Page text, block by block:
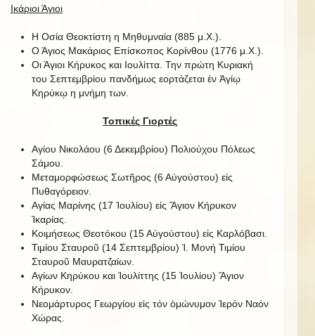
Ικάριοι Άγιοι
Η Οσία Θεοκτίστη η Μηθυμναία (885 μ.Χ.).
Ο Άγιος Μακάριος Επίσκοπος Κορίνθου (1776 μ.Χ.).
Οι Άγιοι Κήρυκος και Ιουλίττα. Την πρώτη Κυριακή
του Σεπτεμβρίου πανδήμως εορτάζεται ἐν Ἁγίῳ
Κηρύκῳ η μνήμη των.
Τοπικές Γιορτές
Αγίου Νικολάου (6 Δεκεμβρίου) Πολιούχου Πόλεως
Σάμου.
Μεταμορφώσεως Σωτῆρος (6 Αὐγούστου) εἰς
Πυθαγόρειον.
Αγίας Μαρίνης (17 Ἰουλίου) εἰς Ἅγιον Κήρυκον
Ἰκαρίας.
Κοιμήσεως Θεοτόκου (15 Αὐγούστου) εἰς Καρλόβασι.
Τιμίου Σταυροῦ (14 Σεπτεμβρίου) Ἱ. Μονή Τιμίου
Σταυροῦ Μαυρατζαίων.
Αγίων Κηρύκου και Ἰουλίττης (15 Ἰουλίου) Ἅγιον
Κήρυκον.
Νεομάρτυρος Γεωργίου εἰς τόν ὁμώνυμον Ἱερόν Ναόν
Χώρας.